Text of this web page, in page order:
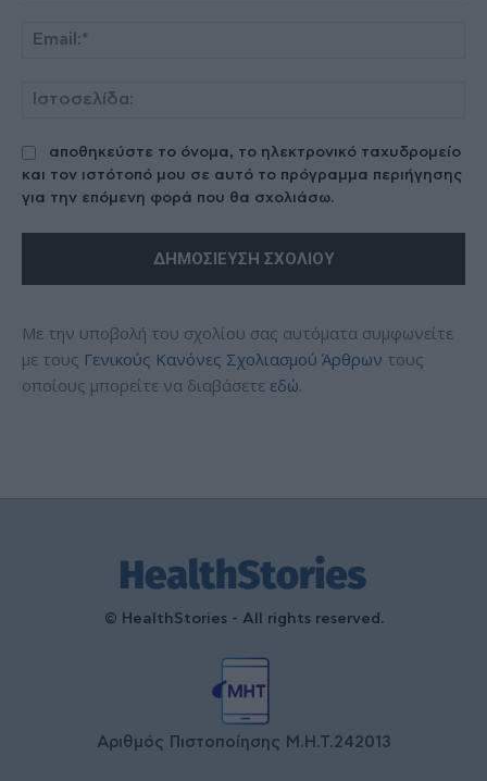
αποθηκεύστε το όνομα, το ηλεκτρονικό ταχυδρομείο
και τον ιστότοπό μου σε αυτό το πρόγραμμα περιήγησης
για την επόμενη φορά που θα σχολιάσω.
Με την υποβολή του σχολίου σας αυτόματα συμφωνείτε
με τους Γενικούς Κανόνες Σχολιασμού Άρθρων τους
οποίους μπορείτε να διαβάσετε εδώ.
© HealthStories - All rights reserved.
Αριθμός Πιστοποίησης Μ.Η.Τ.242013